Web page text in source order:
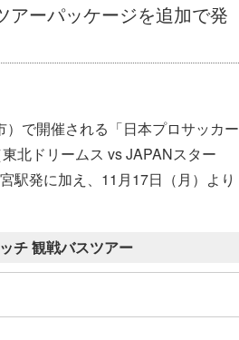
アーパッケージを追加で発
で開催される「日本プロサッカー
北ドリームス vs JAPANスター
駅発に加え、11月17日（月）より
チ 観戦バスツアー